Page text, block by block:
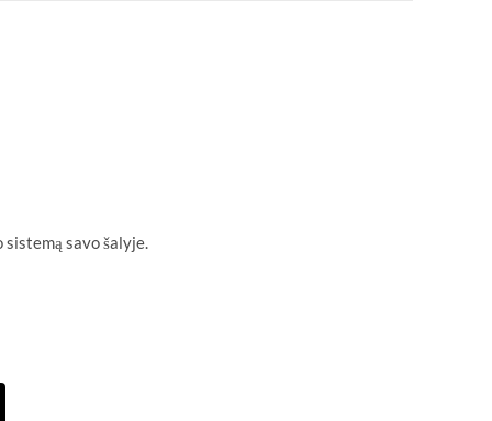
savo šalyje.